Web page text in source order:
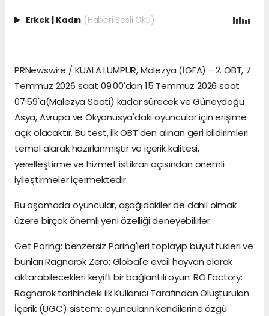
Erkek Kadın (Haberi Sesli Oku)
PRNewswire / KUALA LUMPUR, Malezya (İGFA) - 2. OBT, 7
Temmuz 2026 saat 09:00'dan 15 Temmuz 2026 saat
07:59'a(Malezya Saati) kadar sürecek ve Güneydoğu
Asya, Avrupa ve Okyanusya'daki oyuncular için erişime
açık olacaktır. Bu test, ilk OBT'den alınan geri bildirimleri
temel alarak hazırlanmıştır ve içerik kalitesi,
yerelleştirme ve hizmet istikrarı açısından önemli
iyileştirmeler içermektedir.
Bu aşamada oyuncular, aşağıdakiler de dahil olmak
üzere birçok önemli yeni özelliği deneyebilirler:
Get Poring: benzersiz Poring'leri toplayıp büyüttükleri ve
bunları Ragnarok Zero: Global'e evcil hayvan olarak
aktarabilecekleri keyifli bir bağlantılı oyun. RO Factory:
Ragnarok tarihindeki ilk Kullanıcı Tarafından Oluşturulan
İçerik (UGC) sistemi; oyuncuların kendilerine özgü